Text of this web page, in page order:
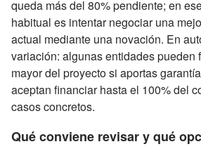
queda más del 80% pendiente; en
habitual es intentar negociar una
actual mediante una novación. En
variación: algunas entidades pueden
mayor del proyecto si aportas
aceptan financiar hasta el 100% del
casos concretos.
Qué conviene revisar y qué